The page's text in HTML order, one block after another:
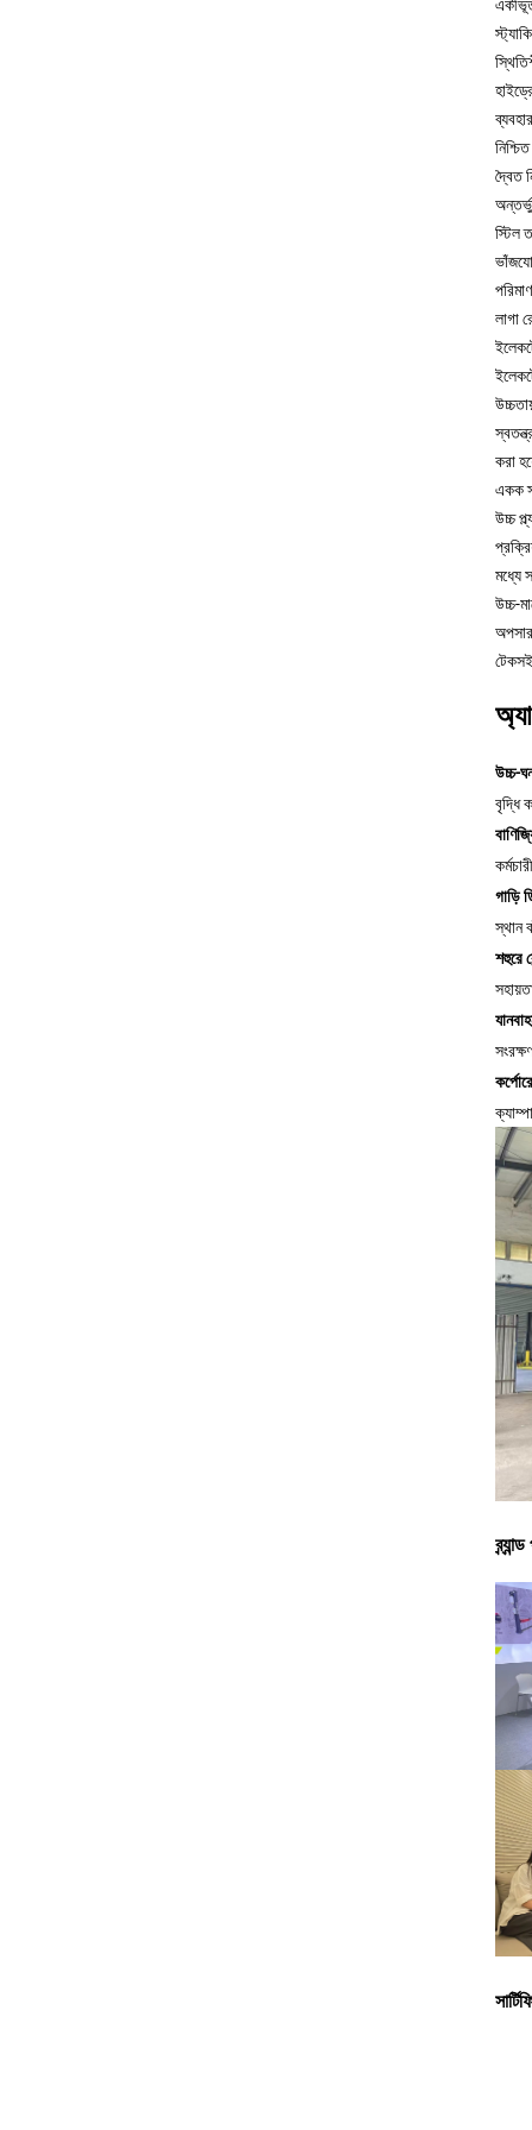
দ্বৈত
স্টিল
লাগা
করা
একক
উচ্চ
মধ্যে
উচ্চ-
উচ্চ-
বৃদ্ধি
গাড়ি
স্থান
শহুরে